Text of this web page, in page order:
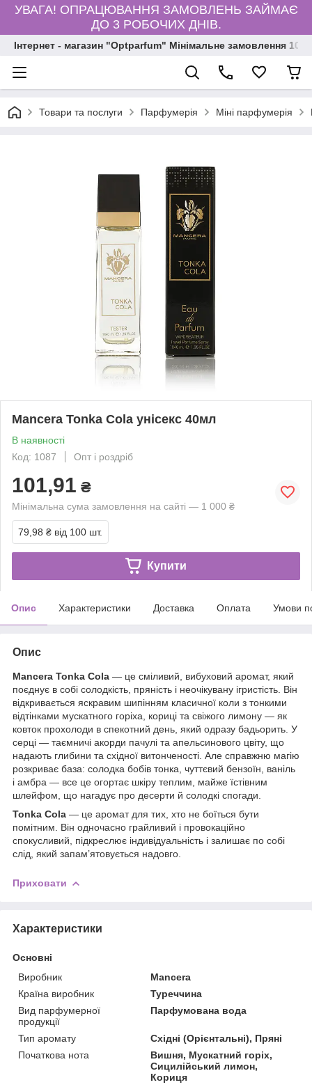
УВАГА! ОПРАЦЮВАННЯ ЗАМОВЛЕНЬ ЗАЙМАЄ
ДО 3 РОБОЧИХ ДНІВ.
Інтернет - магазин "Optparfum" Мінімальне замовлення
Товари та послуги Парфумерія Міні парфумерія
Mancera Tonka Cola унісекс 40мл
В наявності
Код: 1087
Опт і роздріб
101,91 ₴
Мінімальна сума замовлення на сайті — 1 000 ₴
79,98 ₴ від 100 шт.
Купити
Опис Характеристики Доставка Оплата Умови
Опис
Mancera Tonka Cola — це сміливий, вибуховий аромат, який
поєднує в собі солодкість, пряність і неочікувану ігристість. Він
відкривається яскравим шипінням класичної коли з тонкими
відтінками мускатного горіха, кориці та свіжого лимону — як
ковток прохолоди в спекотний день, який одразу бадьорить. У
серці — таємничі акорди пачулі та апельсинового цвіту, що
надають глибини та східної витонченості. Але справжню магію
розкриває база: солодка бобів тонка, чуттєвий бензоїн, ваніль
і амбра — все це огортає шкіру теплим, майже їстівним
шлейфом, що нагадує про десерти й солодкі спогади.
Tonka Cola — це аромат для тих, хто не боїться бути
помітним. Він одночасно грайливий і провокаційно
спокусливий, підкреслює індивідуальність і залишає по собі
слід, який запам’ятовується надовго.
Приховати
Характеристики
Основні
Виробник
Mancera
Країна виробник
Туреччина
Вид парфумерної
продукції
Парфумована вода
Тип аромату
Східні (Орієнтальні), Пряні
Початкова нота
Вишня, Мускатний горіх,
Сицилійський лимон,
Кориця